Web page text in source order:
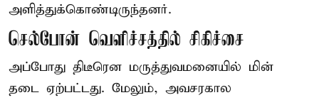
அளித்துக்கொண்டிருந்தனர்.
செல்போன் வெளிச்சத்தில் சிகிச்சை
அப்போது திடீரென மருத்துவமனையில் மின்
தடை ஏற்பட்டது. மேலும், அவசரகால